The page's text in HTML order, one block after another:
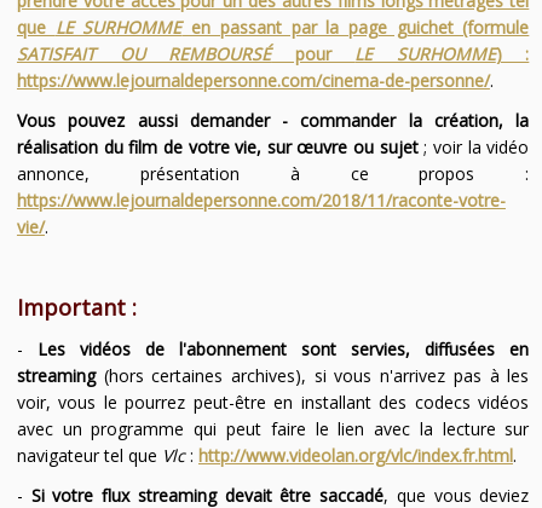
que LE SURHOMMEen passant par la page guichet (formule
SATISFAIT OU REMBOURSÉpour LE SURHOMME) :
https://www.lejournaldepersonne.com/cinema-de-personne/.
Vous pouvez aussi demander - commander la création, la
réalisation du film de votre vie, sur œuvre ou sujet; voir la vidéo
annonce, présentation à ce propos :
https://www.lejournaldepersonne.com/2018/11/raconte-votre-
vie/.
Important :
- Les vidéos de l'abonnement sont servies, diffusées en
streaming(hors certaines archives), si vous n'arrivez pas à les
voir, vous le pourrez peut-être en installant des codecs vidéos
avec un programme qui peut faire le lien avec la lecture sur
navigateur tel que Vlc: http://www.videolan.org/vlc/index.fr.html.
- Si votre flux streaming devait être saccadé, que vous deviez